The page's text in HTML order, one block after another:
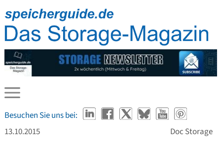
Besuchen Sie uns bei:
13.10.2015
Doc Storage